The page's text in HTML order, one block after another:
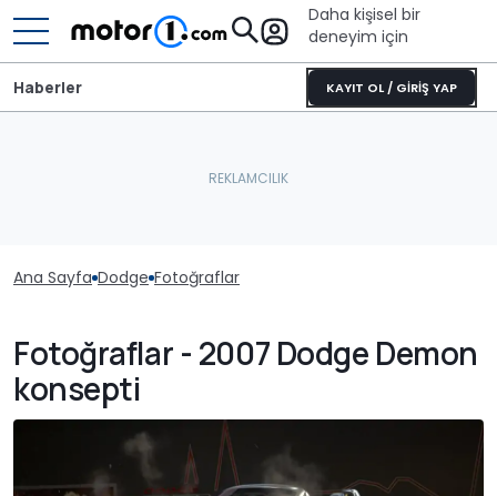
Daha kişisel bir
deneyim için
KAYIT OL / GİRİŞ YAP
Haberler
Ana Sayfa Dodge Fotoğraflar
Fotoğraflar - 2007 Dodge Demon
konsepti